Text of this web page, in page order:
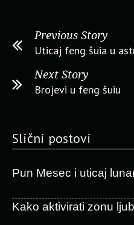
Previous Story
Uticaj feng šuia u
Next Story
Brojevi u feng šuiu
Slični postovi
Pun Mesec i uticaj
Kako aktivirati zonu